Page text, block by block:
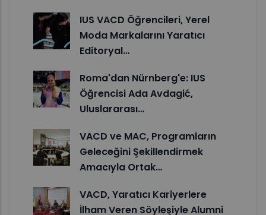
IUS VACD Öğrencileri, Yerel
Moda Markalarını Yaratıcı
Editoryal…
Roma'dan Nürnberg'e: IUS
Öğrencisi Ada Avdagić,
Uluslararası…
VACD ve MAC, Programların
Geleceğini Şekillendirmek
Amacıyla Ortak…
VACD, Yaratıcı Kariyerlere
İlham Veren Söyleşiyle Alumni